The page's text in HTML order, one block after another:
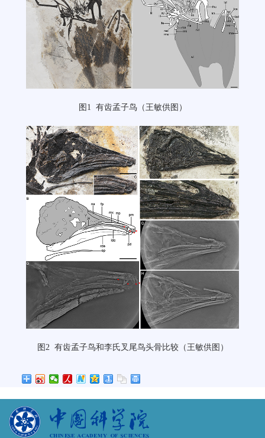
图 1 有齿孟子鸟（王敏供图）
图 2 有齿孟子鸟和李氏叉尾鸟头骨比较（王敏供图）